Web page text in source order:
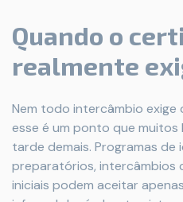
Quando o
realmente
Nem todo intercâmbio exige
esse é um ponto que
tarde demais. Programas de
preparatórios, intercâmbios
iniciais podem aceitar